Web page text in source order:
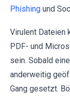
Phishing und
Virulent Dateien
PDF- und
sein. Sobald
anderweitig
Gang gesetzt.